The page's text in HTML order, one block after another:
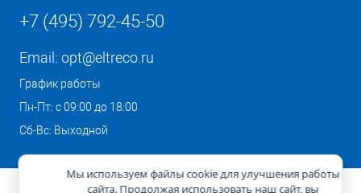
+7 (495) 792-45-50
Email: opt@eltreco.ru
График работы
Пн-Пт: с 09:00 до 18:00
Сб-Вс: Выходной
Мы используем файлы cookie для улучшения работы
сайта. Продолжая использовать наш сайт, вы